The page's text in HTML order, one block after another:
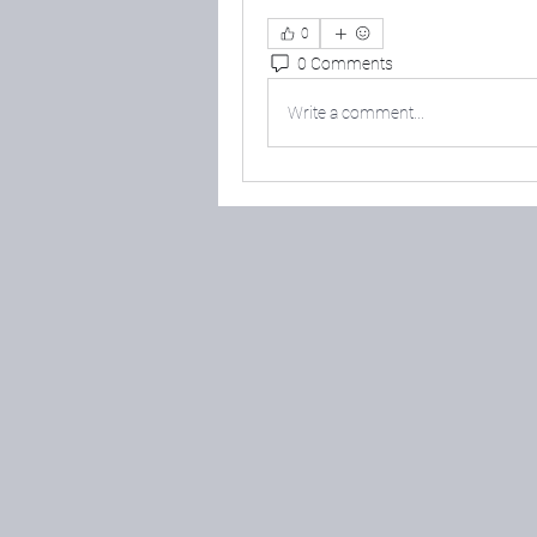
0
0 Comments
Write a comment...